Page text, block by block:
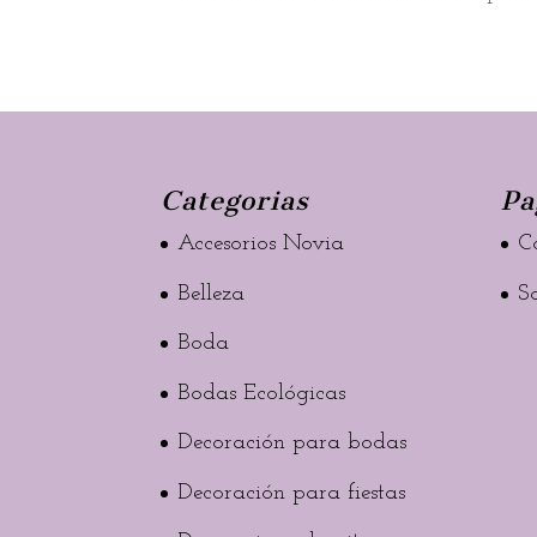
Categorias
Accesorios Novia
Belleza
Boda
Bodas Ecológicas
Decoración para bodas
Decoración para fiestas